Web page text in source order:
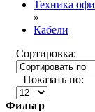
Техника
»
Кабели
Сортировка:
Показать по:
Фильтр